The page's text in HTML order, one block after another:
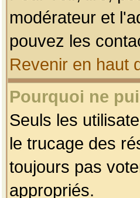
modérateur et
pouvez les
Revenir en haut
Pourquoi ne
Seuls les
le trucage des
toujours pas
appropriés.